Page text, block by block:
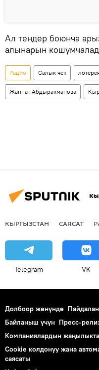
Ал тендер боюнча
алынарын
Радио Салык чек
Жаннат Абдыракманова
КЫРГЫЗСТАН САЯСАТ
Telegram VK
Долбоор жөнүндө
Байланыш үчүн Пресс-
Компаниялардын
Cookie колдонуу жана
саясаты